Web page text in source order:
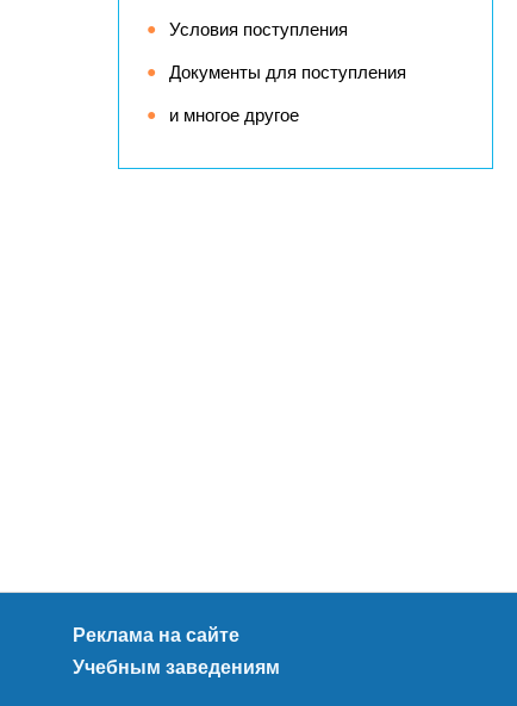
Условия поступления
Документы для поступления
и многое другое
Реклама на сайте
Учебным заведениям